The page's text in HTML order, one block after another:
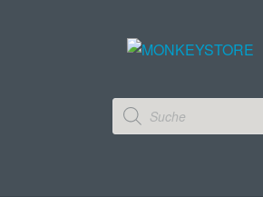
Products
search